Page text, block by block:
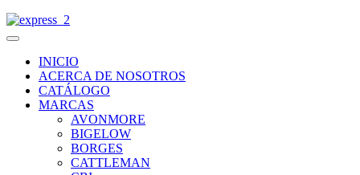
INICIO
ACERCA DE NOSOTROS
CATÁLOGO
MARCAS
AVONMORE
BIGELOW
BORGES
CATTLEMAN